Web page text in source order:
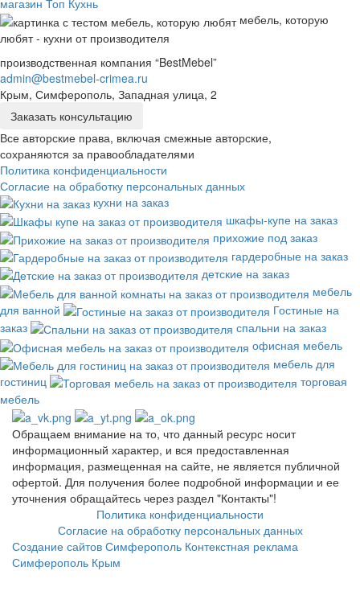
мебель, которую
любят - кухни от производителя
производственная компания “BestMebel”
admin@bestmebel-crimea.ru
Крым, Симферополь, Западная улица, 2
Заказать консультацию
Все авторские права, включая смежные авторские,
сохраняются за правообладателями
Политика конфиденциальности
Согласие на обработку персональных данных
кухни на заказ
шкафы-купе на заказ
прихожие под заказ
гардеробные на заказ
детские на заказ
мебель
для ванной
Гостиные на
заказ
спальни на заказ
офисная мебель
мебель для
гостиниц
торговая
мебель
Обращаем внимание на то, что данный ресурс носит
информационный характер, и вся предоставленная
информация, размещенная на сайте, не является публичной
офертой. Для получения более подробной информации и ее
уточнения обращайтесь через раздел "Контакты"!
Политика конфиденциальности
Согласие на обработку персональных данных
Создание сайтов Симферополь Контекстная реклама
Симферополь Крым